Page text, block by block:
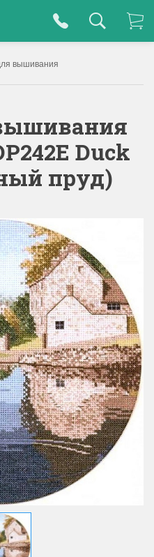
вышивания
Duck
пруд)